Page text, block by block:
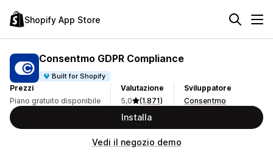
Shopify App Store
Consentmo GDPR Compliance
Built for Shopify
Prezzi
Piano gratuito disponibile
Valutazione
5,0
(1.871)
Sviluppatore
Consentmo
Installa
Vedi il negozio demo